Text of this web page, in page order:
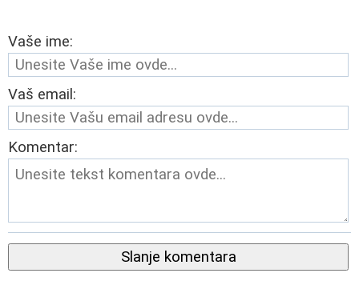
Vaše ime:
Vaš email:
Komentar:
Slanje komentara